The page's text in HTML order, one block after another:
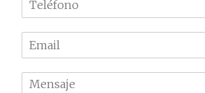
r
e
l
f
m
a
M